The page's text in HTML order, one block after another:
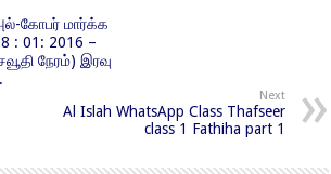
கோபர் மார்க்க
: 01: 2016 –
நேரம்) இரவு
Next
Al Islah WhatsApp Class Thafseer
class 1 Fathiha part 1